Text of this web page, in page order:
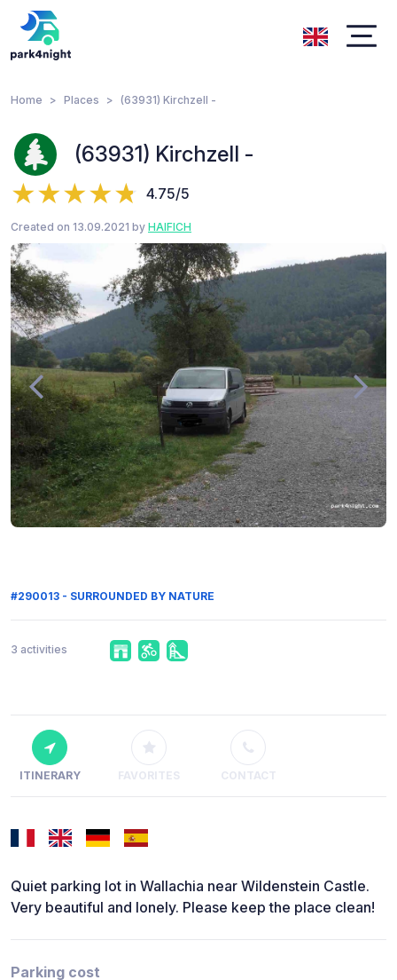
Home Places (63931) Kirchzell -
(63931) Kirchzell -
4.75/5
Created on 13.09.2021 by HAIFICH
#290013 - SURROUNDED BY NATURE
3 activities
ITINERARY FAVORITES CONTACT
Quiet parking lot in Wallachia near Wildenstein Castle.
Very beautiful and lonely. Please keep the place clean!
Parking cost